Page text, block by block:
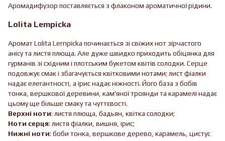
Аромадифузор поставляється з флаконом ароматичної рідини.
Lolita Lempicka
Аромат Lolita Lempicka починається зі свіжих нот зірчастого
анісу та листя плюща. Але дуже швидко приходить обіцянка для
гурманів зі східним і плотським букетом квітів солодки. Серце
подовжує смак і збагачується квітковими нотами; лист фіалки
надає елегантності, а ірис надає ніжності. Його база з бобів
тонка, вершкової деревини, кам'яної троянди та карамелі надає
цьому ще більше смаку та чуттєвості.
Верхні ноти: листя плюща, бадьян, квітка солодки;
Ноти серця: листя фіалки, вишня, ірис;
Нижні ноти: боби тонка, вершкове дерево, карамель, цистус